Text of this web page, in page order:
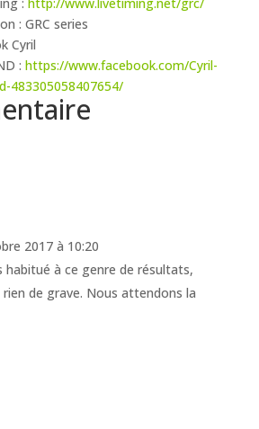
: GRC series
Cyril
: https://www.facebook.com/Cyril-
483305058407654/
2017 à 10:20
habitué à ce genre de résultats,
rien de grave. Nous attendons la